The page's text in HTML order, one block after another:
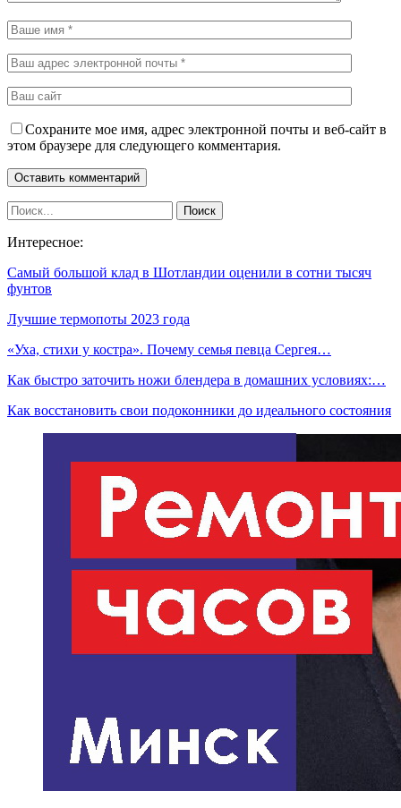
Сохраните мое имя, адрес электронной почты и веб-сайт в
этом браузере для следующего комментария.
Интересное:
Самый большой клад в Шотландии оценили в сотни тысяч
фунтов
Лучшие термопоты 2023 года
«Уха, стихи у костра». Почему семья певца Сергея…
Как быстро заточить ножи блендера в домашних условиях:…
Как восстановить свои подоконники до идеального состояния